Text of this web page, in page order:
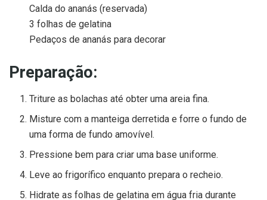
Calda do ananás (reservada)
3 folhas de gelatina
Pedaços de ananás para decorar
Preparação:
Triture as bolachas até obter uma areia fina.
Misture com a manteiga derretida e forre o fundo de
uma forma de fundo amovível.
Pressione bem para criar uma base uniforme.
Leve ao frigorífico enquanto prepara o recheio.
Hidrate as folhas de gelatina em água fria durante